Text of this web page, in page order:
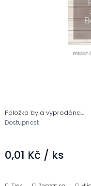
Položka byla vyprodána…
Dostupnost
0,01 Kč / ks